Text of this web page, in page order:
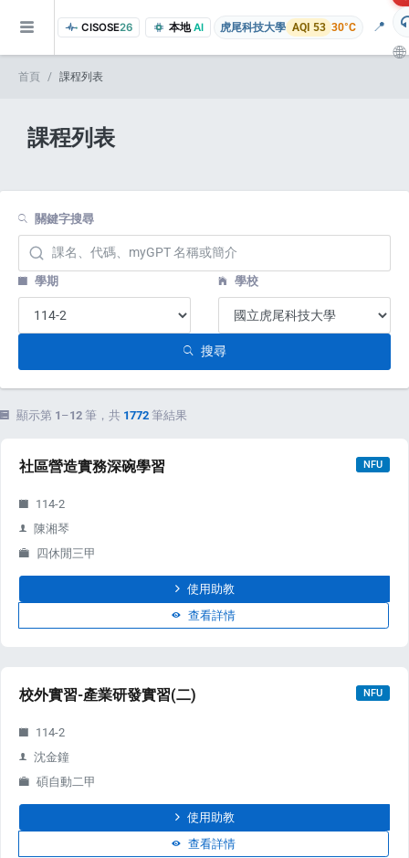
research findings, in addition to the course project website and
CISOSE26 本地AI 虎尾科技大學 AQI 53 30°C 📍
🌐
首頁 課程列表
課程列表
關鍵字搜尋
學期 學校
搜尋
顯示第 1 –12 筆，共 1772 筆結果
社區營造實務深碗學習 NFU
114-2
陳湘琴
四休閒三甲
使用助教
查看詳情
校外實習-產業研發實習(二) NFU
114-2
沈金鐘
碩自動二甲
使用助教
查看詳情